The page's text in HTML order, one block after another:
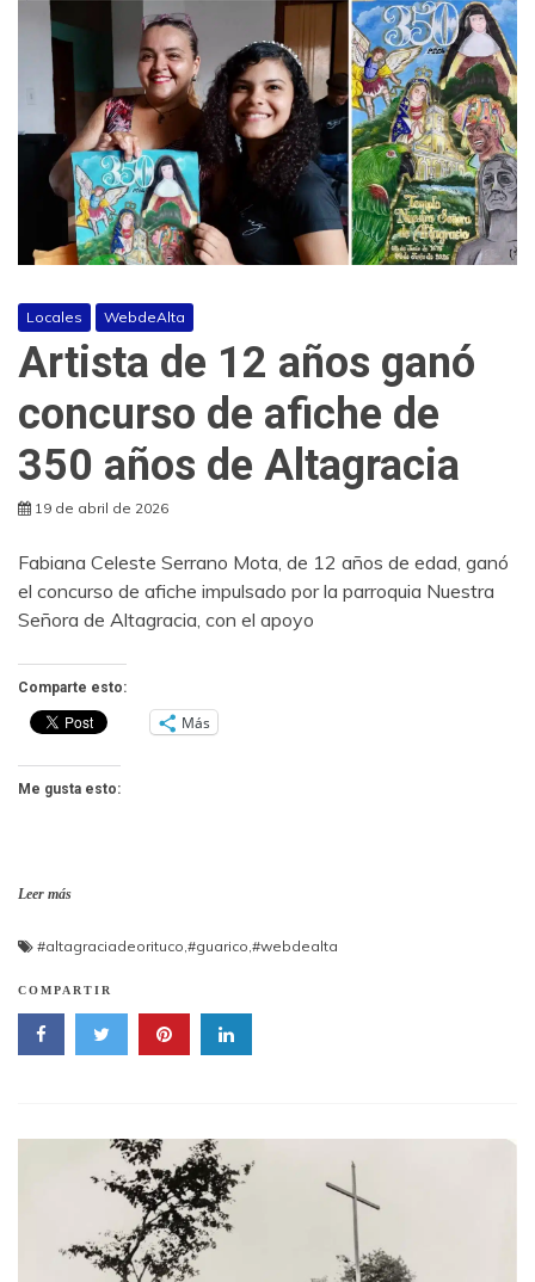
Locales WebdeAlta
Artista de 12 años ganó
concurso de afiche de
350 años de Altagracia
19 de abril de 2026
Fabiana Celeste Serrano Mota, de 12 años de edad, ganó
el concurso de afiche impulsado por la parroquia Nuestra
Señora de Altagracia, con el apoyo
Comparte esto:
Más
Me gusta esto:
Leer más
#altagraciadeorituco,#guarico,#webdealta
COMPARTIR